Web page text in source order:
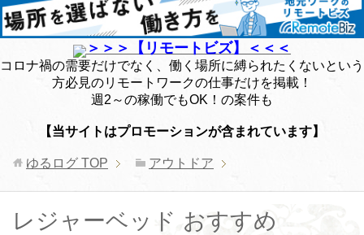
＞＞＞【リモートビズ】＜＜＜
コロナ禍の需要だけでなく、働く場所に縛られたくないという
方必見のリモートワークの仕事だけを掲載！
週2～の稼働でもOK！の案件も
【当サイトはプロモーションが含まれています】
ゆるログ TOP アウトドア
レジャーベッド おすすめ